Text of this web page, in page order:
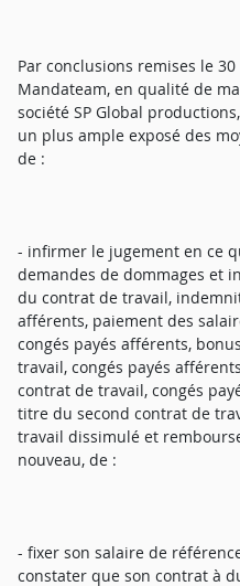
Par conclusions remises le
Mandateam, en qualité de
société SP Global
un plus ample exposé des
de :
- infirmer le jugement en ce
demandes de dommages et
du contrat de travail,
afférents, paiement des
congés payés afférents,
travail, congés payés
contrat de travail, congés
titre du second contrat de
travail dissimulé et
nouveau, de :
- fixer son salaire de
constater que son contrat à